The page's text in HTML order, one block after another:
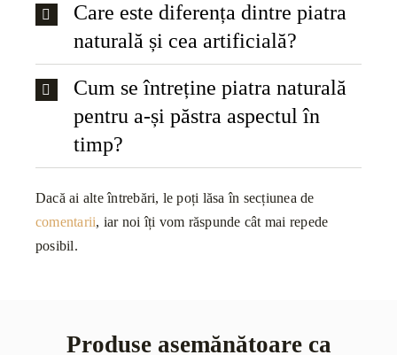
Care este diferența dintre piatra
naturală și cea artificială?
Cum se întreține piatra naturală
pentru a-și păstra aspectul în
timp?
Dacă ai alte întrebări, le poți lăsa în secțiunea de
comentarii, iar noi îți vom răspunde cât mai repede
posibil.
Produse asemănătoare ca